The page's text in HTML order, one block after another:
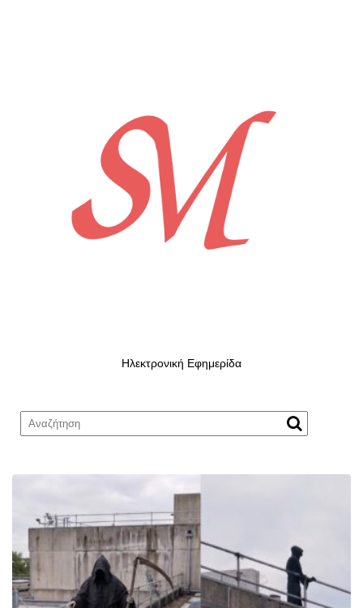
Ηλεκτρονική Εφημερίδα